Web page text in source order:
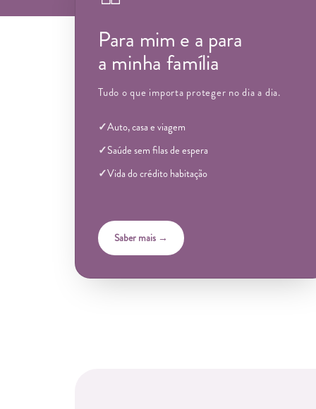
Para mim e a para
a minha família
Tudo o que importa proteger no dia a dia.
Auto, casa e viagem
Saúde sem filas de espera
Vida do crédito habitação
Saber mais →